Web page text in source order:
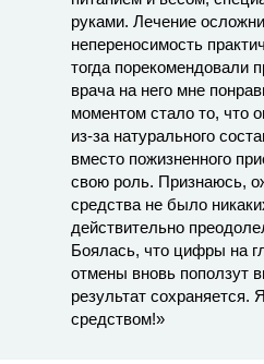
руками. Лечение
непереносимость
тогда порекомендовали
врача на него мне
моментом стало то, что
из-за натурального
вместо пожизненного
свою роль. Признаюсь,
средства не было
действительно
Боялась, что цифры на
отмены вновь поползут
результат сохраняется.
средством!»